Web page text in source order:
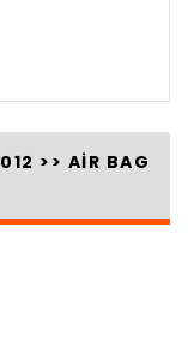
>> AİR BAG